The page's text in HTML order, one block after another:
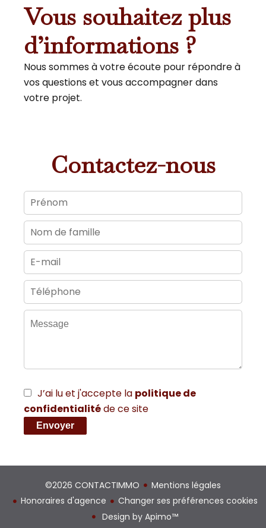
Vous souhaitez plus
d’informations ?
Nous sommes à votre écoute pour répondre à
vos questions et vous accompagner dans
votre projet.
Contactez-nous
J’ai lu et j'accepte la politique de
confidentialitéde ce site
Envoyer
©2026 CONTACTIMMO
Mentions légales
Honoraires d'agence
Changer ses préférences cookies
Design by Apimo™